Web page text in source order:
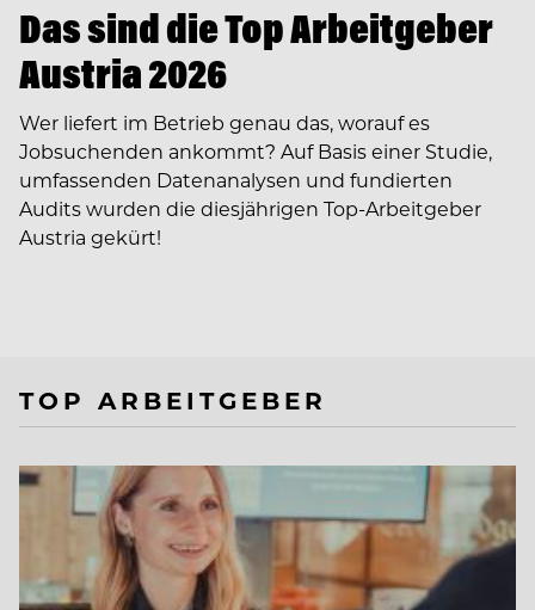
Das sind die Top Arbeitgeber
Austria 2026
Wer liefert im Betrieb genau das, worauf es
Jobsuchenden ankommt? Auf Basis einer Studie,
umfassenden Datenanalysen und fundierten
Audits wurden die diesjährigen Top-Arbeitgeber
Austria gekürt!
TOP ARBEITGEBER